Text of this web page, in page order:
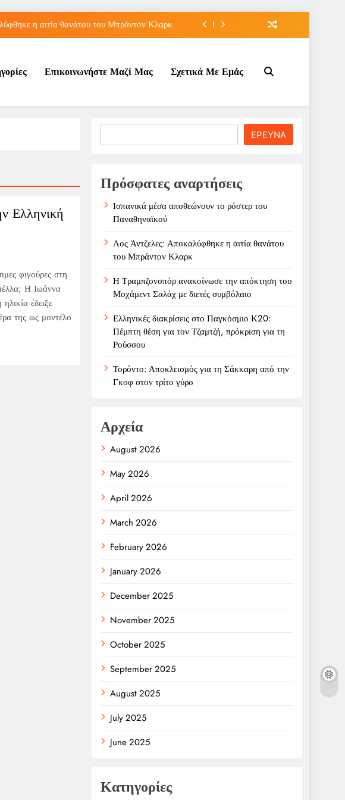
η αιτία θανάτου του Μπράντον Κλαρκ
για τον Τζαμτζή, πρόκριση για τη Ρούσσου
η αιτία θανάτου του Μπράντον Κλαρκ
του Μοχάμεντ Σαλάχ με διετές συμβόλαιο
Επικοινωνήστε Μαζί Μας Σχετικά Με Εμάς
Ελληνική
φιγούρες στη
Η Ιωάννα
έδειξε
της ως μοντέλο
ΕΡΕΥΝΑ
Πρόσφατες αναρτήσεις
Ισπανικά μέσα αποθεώνουν το ρόστερ του
Παναθηναϊκού
Λος Άντζελες: Αποκαλύφθηκε η αιτία θανάτου
του Μπράντον Κλαρκ
Η Τραμπζονσπόρ ανακοίνωσε την απόκτηση του
Μοχάμεντ Σαλάχ με διετές συμβόλαιο
Ελληνικές διακρίσεις στο Παγκόσμιο Κ20:
Πέμπτη θέση για τον Τζαμτζή, πρόκριση για τη
Ρούσσου
Τορόντο: Αποκλεισμός για τη Σάκκαρη από την
Γκοφ στον τρίτο γύρο
Αρχεία
August 2026
May 2026
April 2026
March 2026
February 2026
January 2026
December 2025
November 2025
October 2025
September 2025
August 2025
July 2025
June 2025
Κατηγορίες